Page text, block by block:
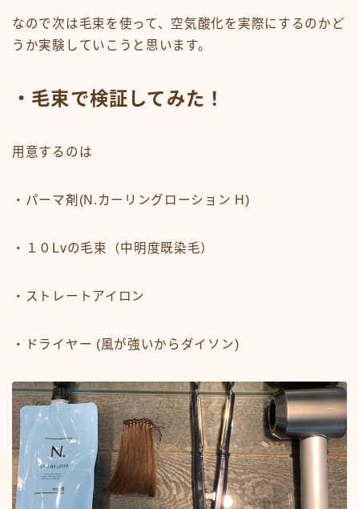
なので次は毛束を使って、空気酸化を実際にするのかど
うか実験していこうと思います。
・毛束で検証してみた！
用意するのは
・パーマ剤(N.カーリングローション H)
・１０Lvの毛束（中明度既染毛）
・ストレートアイロン
・ドライヤー (風が強いからダイソン)